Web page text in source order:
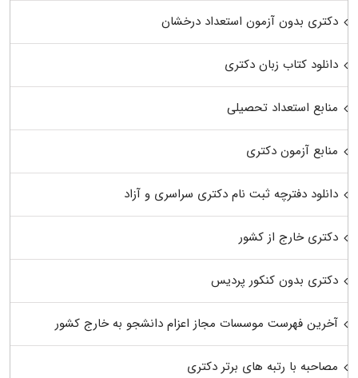
دکتری بدون آزمون استعداد درخشان
دانلود کتاب زبان دکتری
منابع استعداد تحصیلی
منابع آزمون دکتری
دانلود دفترچه ثبت نام دکتری سراسری و آزاد
دکتری خارج از کشور
دکتری بدون کنکور پردیس
آخرین فهرست موسسات مجاز اعزام دانشجو به خارج کشور
مصاحبه با رتبه های برتر دکتری